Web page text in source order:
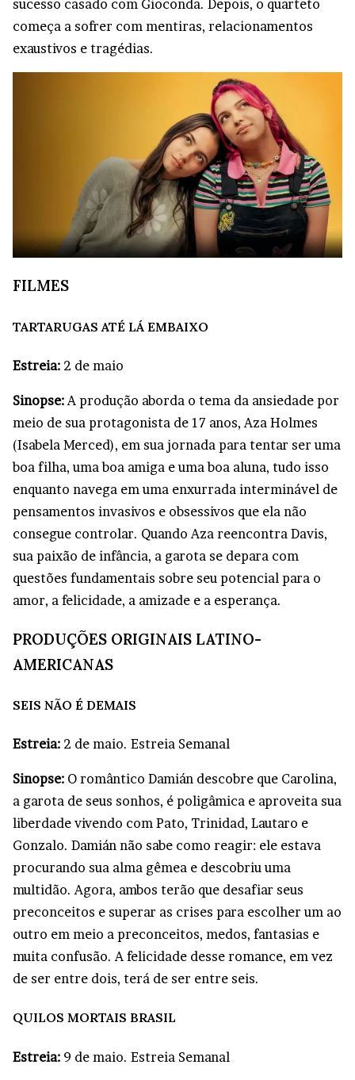
sucesso casado com Gioconda. Depois, o quarteto
começa a sofrer com mentiras, relacionamentos
exaustivos e tragédias.
FILMES
TARTARUGAS ATÉ LÁ EMBAIXO
Estreia: 2 de maio
Sinopse: A produção aborda o tema da ansiedade por
meio de sua protagonista de 17 anos, Aza Holmes
(Isabela Merced), em sua jornada para tentar ser uma
boa filha, uma boa amiga e uma boa aluna, tudo isso
enquanto navega em uma enxurrada interminável de
pensamentos invasivos e obsessivos que ela não
consegue controlar. Quando Aza reencontra Davis,
sua paixão de infância, a garota se depara com
questões fundamentais sobre seu potencial para o
amor, a felicidade, a amizade e a esperança.
PRODUÇÕES ORIGINAIS LATINO-
AMERICANAS
SEIS NÃO É DEMAIS
Estreia: 2 de maio. Estreia Semanal
Sinopse: O romântico Damián descobre que Carolina,
a garota de seus sonhos, é poligâmica e aproveita sua
liberdade vivendo com Pato, Trinidad, Lautaro e
Gonzalo. Damián não sabe como reagir: ele estava
procurando sua alma gêmea e descobriu uma
multidão. Agora, ambos terão que desafiar seus
preconceitos e superar as crises para escolher um ao
outro em meio a preconceitos, medos, fantasias e
muita confusão. A felicidade desse romance, em vez
de ser entre dois, terá de ser entre seis.
QUILOS MORTAIS BRASIL
Estreia: 9 de maio. Estreia Semanal